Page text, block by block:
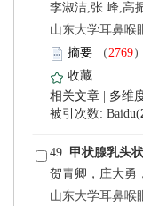
李淑洁,张 峰,高
山东大学耳鼻喉
49.
山东大学耳鼻